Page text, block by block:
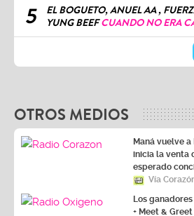
5
EL BOGUETO, ANUEL AA ,
YUNG BEEFCUANDO NO ERA
Maná vuelve a
inicia la venta
esperado
Vía
Los
+ Meet &
Tri